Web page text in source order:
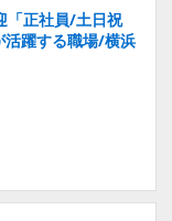
「正社員/土日祝
躍する職場/横浜